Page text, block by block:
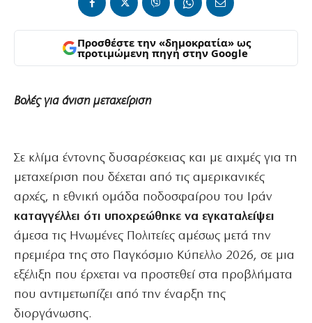
Προσθέστε την «δημοκρατία» ως
προτιμώμενη πηγή στην Google
Βολές για άνιση μεταχείριση
Σε κλίμα έντονης δυσαρέσκειας και με αιχμές για τη
μεταχείριση που δέχεται από τις αμερικανικές
αρχές, η εθνική ομάδα ποδοσφαίρου του Ιράν
καταγγέλλει ότι υποχρεώθηκε να εγκαταλείψει
άμεσα τις Ηνωμένες Πολιτείες αμέσως μετά την
πρεμιέρα της στο Παγκόσμιο Κύπελλο 2026, σε μια
εξέλιξη που έρχεται να προστεθεί στα προβλήματα
που αντιμετωπίζει από την έναρξη της
διοργάνωσης.